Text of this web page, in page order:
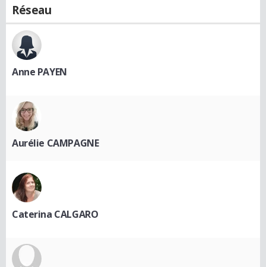
Réseau
Anne PAYEN
Aurélie CAMPAGNE
Caterina CALGARO